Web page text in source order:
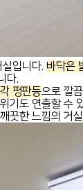
입니다. 바닥은
다.
평판등으로 깔
기도 연출할 수
끗한 느낌의 거